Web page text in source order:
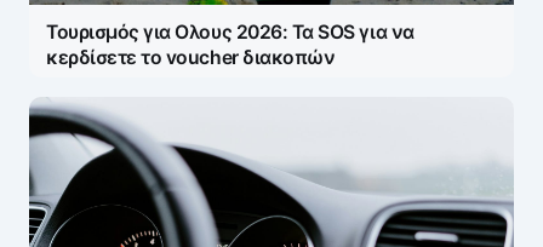
Τουρισμός για Ολους 2026: Τα SOS για να
κερδίσετε το voucher διακοπών